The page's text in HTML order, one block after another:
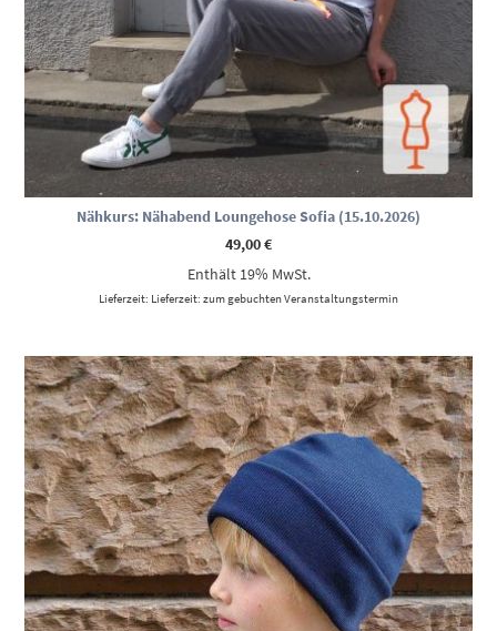
Nähkurs: Nähabend Loungehose Sofia (15.10.2026)
49,00€
Enthält 19% MwSt.
Lieferzeit: Lieferzeit: zum gebuchten Veranstaltungstermin